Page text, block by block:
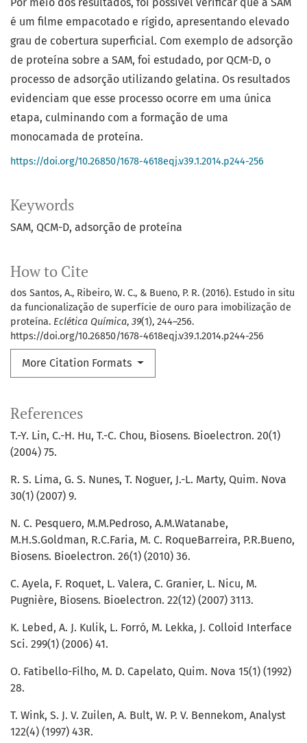
Keywords
SAM QCM-D adsorção de proteína
How to Cite
dos Santos, A., Ribeiro, W. C., & Bueno, P. R. (2016). Estudo in situ
da funcionalização de superfície de ouro para imobilização de
proteína. Eclética Química, 39(1), 244–256.
https://doi.org/10.26850/1678-4618eqj.v39.1.2014.p244-256
More Citation Formats
Por meio dos resultados, foi possível verificar que a SAM
é um filme empacotado e rígido, apresentando elevado
grau de cobertura superficial. Com exemplo de adsorção
de proteína sobre a SAM, foi estudado, por QCM-D, o
processo de adsorção utilizando gelatina. Os resultados
evidenciam que esse processo ocorre em uma única
etapa, culminando com a formação de uma
monocamada de proteína.
https://doi.org/10.26850/1678-4618eqj.v39.1.2014.p244-256
References
T.-Y. Lin, C.-H. Hu, T.-C. Chou, Biosens. Bioelectron. 20(1)
(2004) 75.
R. S. Lima, G. S. Nunes, T. Noguer, J.-L. Marty, Quim. Nova
30(1) (2007) 9.
N. C. Pesquero, M.M.Pedroso, A.M.Watanabe,
M.H.S.Goldman, R.C.Faria, M. C. RoqueBarreira, P.R.Bueno,
Biosens. Bioelectron. 26(1) (2010) 36.
C. Ayela, F. Roquet, L. Valera, C. Granier, L. Nicu, M.
Pugnière, Biosens. Bioelectron. 22(12) (2007) 3113.
K. Lebed, A. J. Kulik, L. Forró, M. Lekka, J. Colloid Interface
Sci. 299(1) (2006) 41.
O. Fatibello-Filho, M. D. Capelato, Quim. Nova 15(1) (1992)
28.
T. Wink, S. J. V. Zuilen, A. Bult, W. P. V. Bennekom, Analyst
122(4) (1997) 43R.